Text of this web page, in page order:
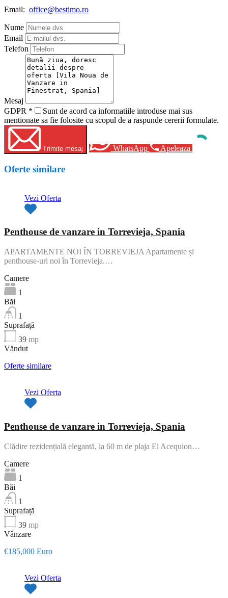
Email: office@bestimo.ro
Nume
Email
Telefon
Mesaj
GDPR *
Sunt de acord ca informatiile introduse mai sus
mentionate sa fie folosite cu scopul de a raspunde cererii formulate.
Trimite mesaj WhatsApp Apeleaza
Oferte similare
Vezi Oferta
Penthouse de vanzare in Torrevieja, Spania
APARTAMENTE NOI ÎN TORREVIEJA Apartamente și
penthouse-uri noi în Torrevieja.…
Camere
1
Băi
1
Suprafață
39 mp
Văndut
Oferte similare
Vezi Oferta
Penthouse de vanzare in Torrevieja, Spania
Clădire rezidențială elegantă, la 60 m de plaja El Acequion…
Camere
1
Băi
1
Suprafață
39 mp
Vânzare
€185,000 Euro
Vezi Oferta